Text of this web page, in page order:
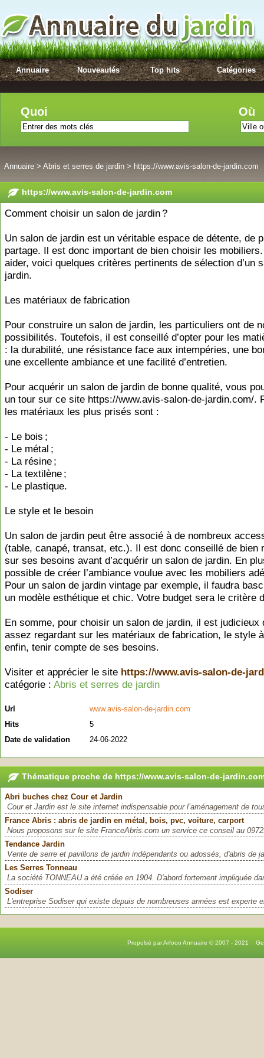
Annuaire Nouveautés Top hits Catégories
Quoi Où
Annuaire > Abris et serres de jardin > https://www.avis-salon-de-jardin.com
https://www.avis-salon-de-jardin.com
Comment choisir un salon de jardin ?
Un salon de jardin est un véritable espace de détente, de
partage. Il est donc important de bien choisir les
aider, voici quelques critères pertinents de sélection d’un
jardin.
Les matériaux de fabrication
Pour construire un salon de jardin, les particuliers ont de
possibilités. Toutefois, il est conseillé d’opter pour les
: la durabilité, une résistance face aux intempéries, une
une excellente ambiance et une facilité d’entretien.
Pour acquérir un salon de jardin de bonne qualité, vous
un tour sur ce site https://www.avis-salon-de-jardin.com/.
les matériaux les plus prisés sont :
- Le bois ;
- Le métal ;
- La résine ;
- La textilène ;
- Le plastique.
Le style et le besoin
Un salon de jardin peut être associé à de nombreux
(table, canapé, transat, etc.). Il est donc conseillé de bien
sur ses besoins avant d’acquérir un salon de jardin. En
possible de créer l’ambiance voulue avec les mobiliers
Pour un salon de jardin vintage par exemple, il faudra
un modèle esthétique et chic. Votre budget sera le critère
En somme, pour choisir un salon de jardin, il est judicieux
assez regardant sur les matériaux de fabrication, le style
enfin, tenir compte de ses besoins.
Visiter et apprécier le site https://www.avis-salon-de-
catégorie : Abris et serres de jardin
Url
www.avis-salon-de-jardin.com
Hits
5
Date de validation
24-06-2022
Thématique proche de https://www.avis-salon-de-
Abri buches chez Cour et Jardin
Cour et Jardin est le site internet indispensable pour l’aménagement de
France Abris : abris de jardin en métal, bois, pvc, voiture, carport
Nous proposons sur le site FranceAbris.com un service ce conseil au
Tendance Jardin
Vente de serre et pavillons de jardin indépendants ou adossés, d'abris de
Les Serres Tonneau
La société TONNEAU a été créée en 1904. D'abord fortement impliquée
Sodiser
L'entreprise Sodiser qui existe depuis de nombreuses années est experte
Propulsé par Arfooo Annuaire © 2007 - 2021